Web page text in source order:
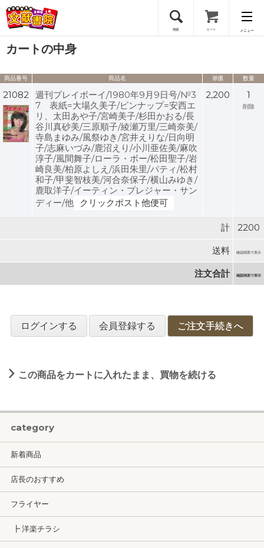
検索 カート メニュー
会員登録
ログイン
カートの中身
商品番号 商品名 単価 数量
21082 週刊プレイボーイ/1980年9月9日号/№3
7 表紙=大場久美子/ピンナップ=安西エ
リ、太田あや子/宮崎美子/杉田かおる/長
谷川真砂美/三原順子/綾瀬万里/三崎奈美/
寺島まゆみ/風祭ゆき/宮井えりな/日向明
子/志麻いづみ/鹿沼えり/小川亜佐美/麻吹
淳子/風間舞子/ローラ・ボー/松田聖子/岩
崎良美/柏原よしえ/浜田朱里/パティ/松村
和子/甲斐智枝美/河合奈保子/横山みゆき/
鹿取洋子/イーティン・プレジャー・サン
ディー/他
クリックポスト他便可
2,200 1
削除
計 2200
送料 確認画面で表示
注文合計 確認画面で表示
ログインする 会員登録する ご注文手続きへ
この商品をカートに入れたまま、買物を続ける
category
新着商品
店長のおすすめ
フライヤー
┣ 洋楽チラシ